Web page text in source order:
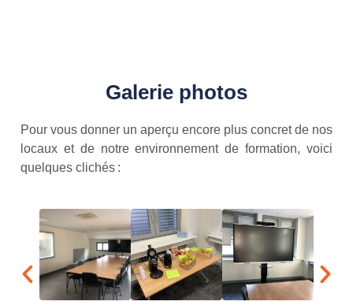
Galerie photos
Pour vous donner un aperçu encore plus concret de nos
locaux et de notre environnement de formation, voici
quelques clichés :